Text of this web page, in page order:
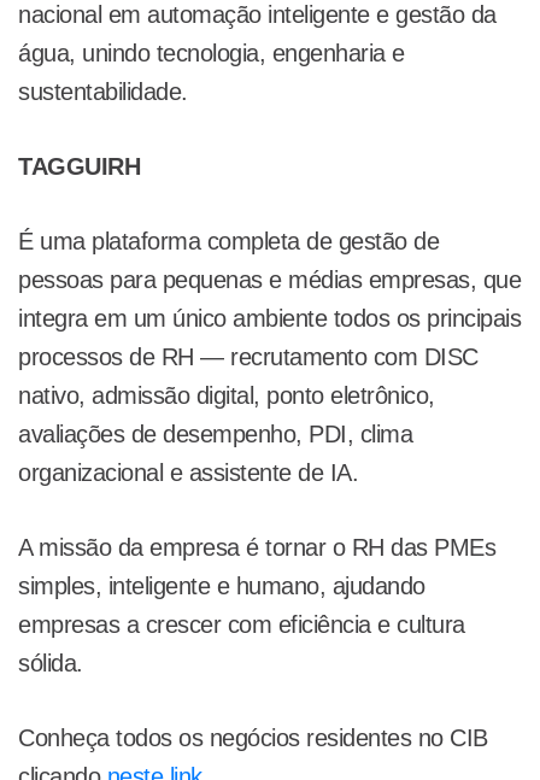
nacional em automação inteligente e gestão da
água, unindo tecnologia, engenharia e
sustentabilidade.
TAGGUIRH
É uma plataforma completa de gestão de
pessoas para pequenas e médias empresas, que
integra em um único ambiente todos os principais
processos de RH — recrutamento com DISC
nativo, admissão digital, ponto eletrônico,
avaliações de desempenho, PDI, clima
organizacional e assistente de IA.
A missão da empresa é tornar o RH das PMEs
simples, inteligente e humano, ajudando
empresas a crescer com eficiência e cultura
sólida.
Conheça todos os negócios residentes no CIB